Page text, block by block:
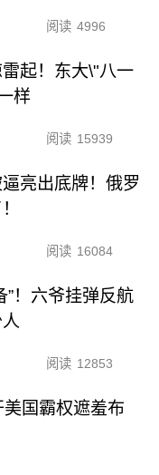
阅读 4996
起！东大\"八一
样
阅读 15939
亮出底牌！俄罗
阅读 16084
”！六爷挂弹反航
阅读 12853
美国霸权遮羞布